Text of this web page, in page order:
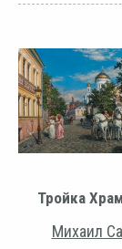
Тройка
Михаил